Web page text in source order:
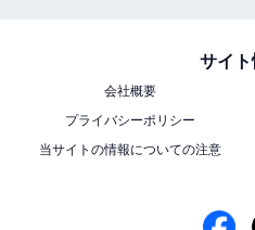
サイト
会社概要
プライバシーポリシー
当サイトの情報についての注意